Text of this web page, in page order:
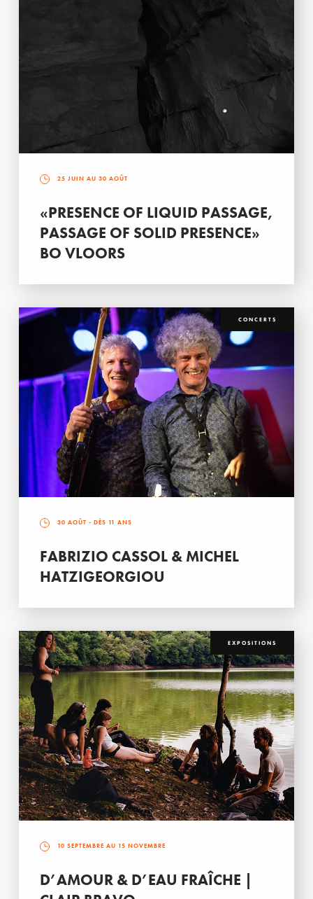
25 JUIN AU 30 AOÛT
«PRESENCE OF LIQUID PASSAGE,
PASSAGE OF SOLID PRESENCE»
BO VLOORS
CONCERTS
30 AOÛT - DÈS 11 ANS
FABRIZIO CASSOL & MICHEL
HATZIGEORGIOU
EXPOSITIONS
10 SEPTEMBRE AU 15 NOVEMBRE
D’AMOUR & D’EAU FRAÎCHE |